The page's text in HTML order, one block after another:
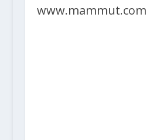
www.mammut.com